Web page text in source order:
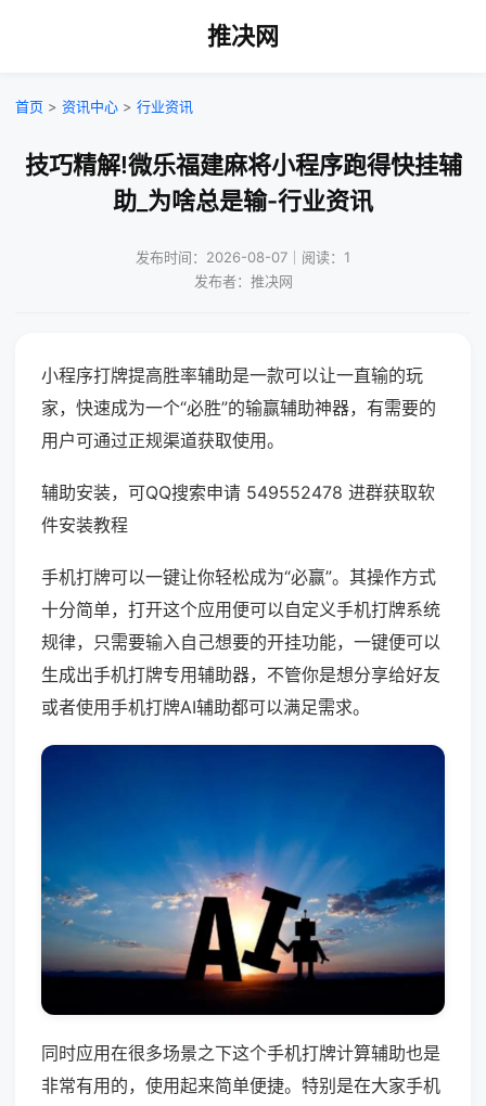
推决网
首页 > 资讯中心 > 行业资讯
技巧精解!微乐福建麻将小程序跑得快挂辅
助_为啥总是输-行业资讯
发布时间：2026-08-07｜阅读：1
发布者：推决网
小程序打牌提高胜率辅助是一款可以让一直输的玩
家，快速成为一个“必胜”的输赢辅助神器，有需要的
用户可通过正规渠道获取使用。
辅助安装，可QQ搜索申请 549552478 进群获取软
件安装教程
手机打牌可以一键让你轻松成为“必赢”。其操作方式
十分简单，打开这个应用便可以自定义手机打牌系统
规律，只需要输入自己想要的开挂功能，一键便可以
生成出手机打牌专用辅助器，不管你是想分享给好友
或者使用手机打牌AI辅助都可以满足需求。
同时应用在很多场景之下这个手机打牌计算辅助也是
非常有用的，使用起来简单便捷。特别是在大家手机